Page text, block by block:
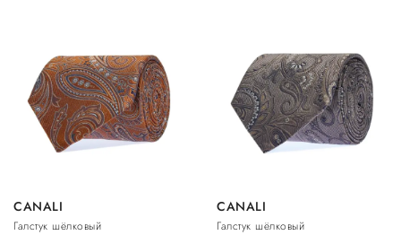
CANALI
Галстук шёлковый
CANALI
Галстук шёлковый